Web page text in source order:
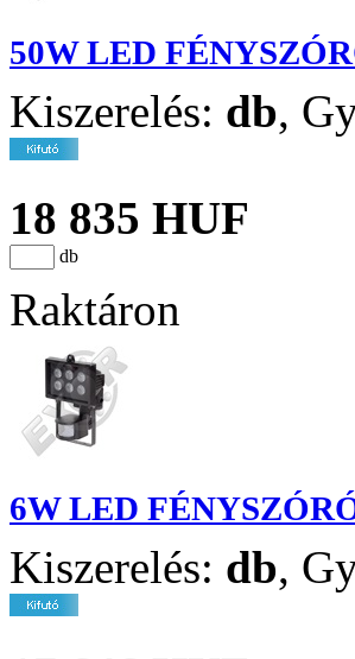
50W LED
Kiszerelés: db,
18 835 HUF
db
Raktáron
6W LED
Kiszerelés: db,